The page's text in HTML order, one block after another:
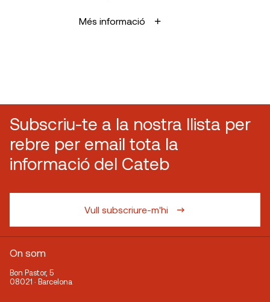
Més informació
Subscriu-te a la nostra llista per
rebre per email tota la
informació del Cateb
Vull subscriure-m'hi
On som
Bon Pastor, 5
08021 · Barcelona